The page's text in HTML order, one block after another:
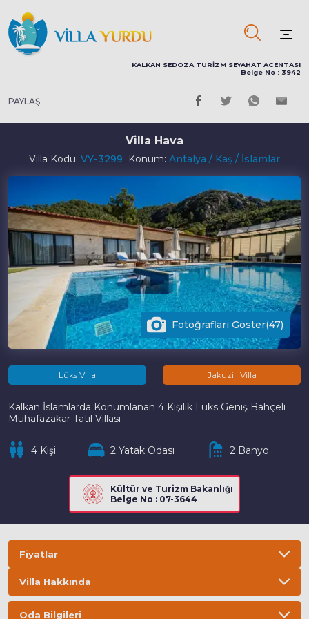
KALKAN SEDOZA TURİZM SEYAHAT ACENTASI
Belge No : 3942
PAYLAŞ
Lüks Villa Jakuzili Villa
Kalkan İslamlarda Konumlanan 4 Kişilik Lüks Geniş Bahçeli
Muhafazakar Tatil Villası
4 Kişi 2 Yatak Odası 2 Banyo
Kültür ve Turizm Bakanlığı
Belge No : 07-3644
Villa Hava
Villa Kodu: VY-3299 Konum: Antalya / Kaş / İslamlar
Fotoğrafları Göster(47)
Fiyatlar
Villa Hakkında
Oda Bilgileri